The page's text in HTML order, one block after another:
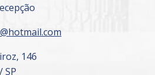
146
SP